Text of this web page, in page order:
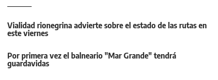
Vialidad rionegrina advierte sobre el estado de las rutas en
este viernes
Por primera vez el balneario "Mar Grande" tendrá
guardavidas